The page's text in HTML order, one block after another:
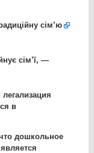
сім’ю
сім’ї, —
в
дошкольное